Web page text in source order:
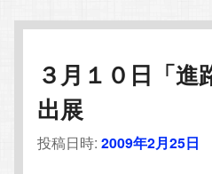
３月１０日「
出展
投稿日時:2009年2月25日